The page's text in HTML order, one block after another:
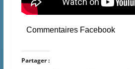
Commentaires Facebook
Partager :